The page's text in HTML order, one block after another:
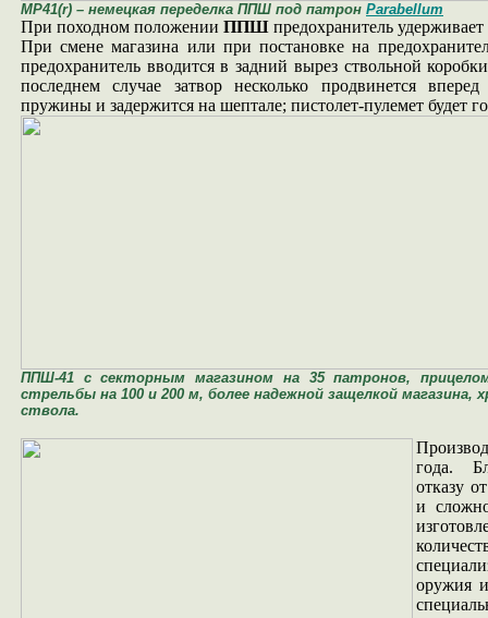
MP41(r) – немецкая переделка ППШ под патрон Parabellum
При походном положении ППШ предохранитель
При смене магазина или при постановке на
предохранитель вводится в задний вырез ствольной
последнем случае затвор несколько продвинется
пружины и задержится на шептале; пистолет-пулемет будет
ППШ-41 с секторным магазином на 35 патронов,
стрельбы на 100 и 200 м, более надежной защелкой магазина,
ствола.
года.
отказу
и
оружия